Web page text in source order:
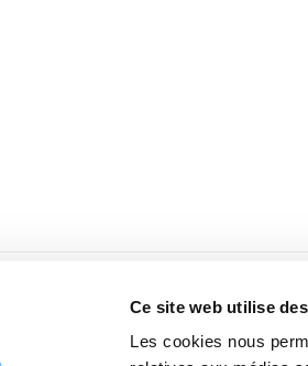
Ce site web utilise
Les cookies nous